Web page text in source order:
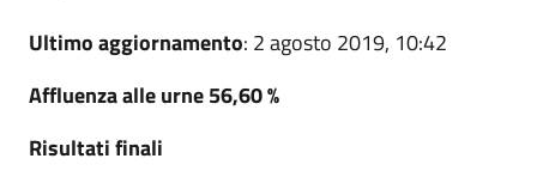
Ultimo aggiornamento: 2 agosto 2019, 10:42
Affluenza alle urne 56,60 %
Risultati finali